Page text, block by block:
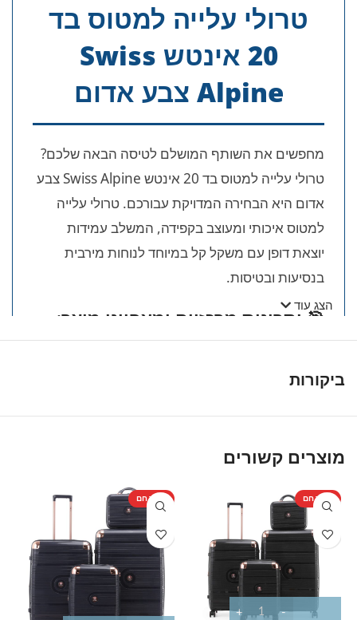
טרולי עלייה למטוס בד
20 אינטש Swiss
Alpine צבע אדום
מחפשים את השותף המושלם לטיסה הבאה שלכם?
טרולי עלייה למטוס בד 20 אינטש Swiss Alpine צבע
אדום היא הבחירה המדויקת עבורכם. טרולי עלייה
למטוס איכותי ומעוצב בקפידה, המשלב עמידות
יוצאת דופן עם משקל קל במיוחד לנוחות מירבית
בנסיעות ובטיסות.
🎯 יתרונות מרכזיים ומאפייני מוצר:
חזק, צפוף ואיכותי הדוחה נוזלים ומגן על התכולה
נוחות ארגונומית:
מנגנון טרולי טלסקופי עשוי
אלומיניום קשיח וקל, לצד ידיות נשיאה עליונות וצידיות
מרופדות.
תכנון פנימי חכם:
תא מרכזי מרווח במיוחד הכולל
רצועות הידוק פנימיות לשמירה על סדר הבגדים,
הצג עוד
ביקורות
מוצרים קשורים
מוצר חם מוצר חם